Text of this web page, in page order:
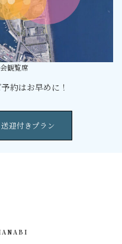
観覧席
約はお早めに！
迎付きプラン